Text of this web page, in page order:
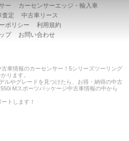
ー
カーセンサーエッジ・輸入車
査定
中古車リース
ポリシー
利用規約
プ
お問い合わせ
車情報のカーセンサー！5シリーズツーリング
ります。
ルやグレードを見つけたら、お得・納得の中古
Mスポーツパッケージ中古車情報の中から
トします！